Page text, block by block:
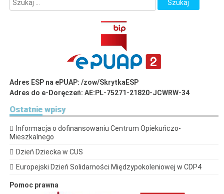
Adres ESP na ePUAP: /zow/SkrytkaESP
Adres do e-Doręczeń: AE:PL-75271-21820-JCWRW-34
Ostatnie wpisy
Informacja o dofinansowaniu Centrum Opiekuńczo-
Mieszkalnego
Dzień Dziecka w CUS
Europejski Dzień Solidarności Międzypokoleniowej w CDP4
Pomoc prawna